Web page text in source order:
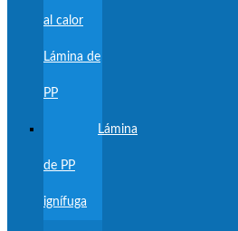
al calor
Lámina de
PP
Lámina
de PP
ignífuga